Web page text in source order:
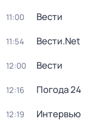
11:00 Вести
11:54 Вести.Net
12:00 Вести
12:16 Погода 24
12:19 Интервью